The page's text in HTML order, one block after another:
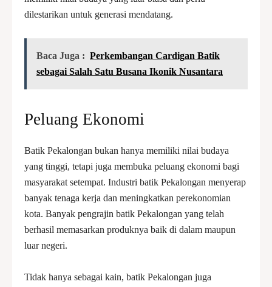
dilestarikan untuk generasi mendatang.
Baca Juga : Perkembangan Cardigan Batik
sebagai Salah Satu Busana Ikonik Nusantara
Peluang Ekonomi
Batik Pekalongan bukan hanya memiliki nilai budaya
yang tinggi, tetapi juga membuka peluang ekonomi bagi
masyarakat setempat. Industri batik Pekalongan menyerap
banyak tenaga kerja dan meningkatkan perekonomian
kota. Banyak pengrajin batik Pekalongan yang telah
berhasil memasarkan produknya baik di dalam maupun
luar negeri.
Tidak hanya sebagai kain, batik Pekalongan juga